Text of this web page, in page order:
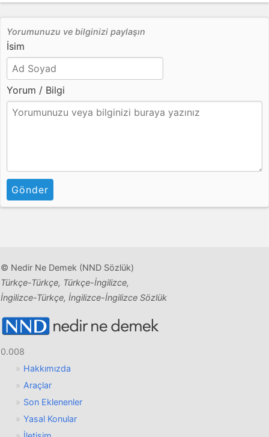
Yorumunuzu ve bilginizi paylaşın
İsim
Yorum / Bilgi
Gönder
© Nedir Ne Demek (NND Sözlük)
Türkçe-Türkçe, Türkçe-İngilizce,
İngilizce-Türkçe, İngilizce-İngilizce Sözlük
0.008
Hakkımızda
Araçlar
Son Eklenenler
Yasal Konular